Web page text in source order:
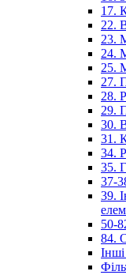
17.
22.
23.
24.
25.
27.
28.
29.
30.
31.
34.
35.
37-
39.
50-
84.